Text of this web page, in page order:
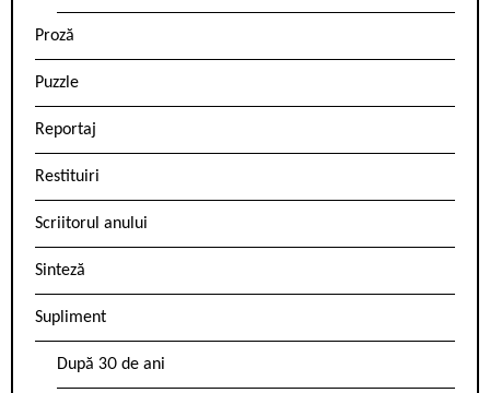
Proză
Puzzle
Reportaj
Restituiri
Scriitorul anului
Sinteză
Supliment
După 30 de ani